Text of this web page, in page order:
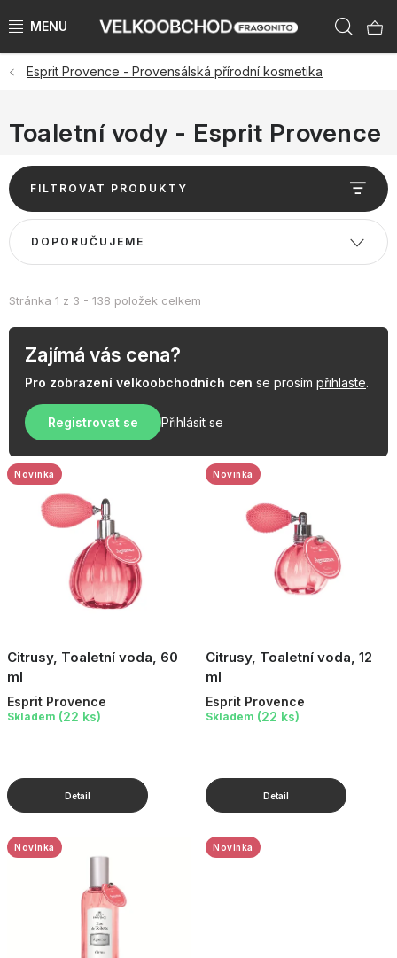
na
NAŠE ZNAČKY
PŘEDPRODEJ VÁNOCE 2026
NOVINKY 2026
KATEGORIE
ZNAČKY PODLE ZEMÍ
VÝPRODEJ SKLADU AŽ -50 %
KATALOGY
AKCE
PODLE TYPU PROVOZU
Jak nakupovat Kontakty
Esprit Provence - Provensálská přírodní kosmetika
Toaletní vody - Esprit Provence
FILTROVAT PRODUKTY
V
ý
p
i
p
r
t
ů
Zajímá vás cena?
Pro zobrazení velkoobchodních cen se prosím přihlaste.
Registrovat se Přihlásit se
Stránka 1 z 3 - 138 položek celkem
Ř
a
e
n
d
u
DOPORUČUJEME
Citrusy, Toaletní voda, 60
ml
Novinka
Esprit Provence
Skladem (22 ks)
Citrusy, Toaletní voda, 12
ml
Novinka
Esprit Provence
Skladem (22 ks)
Novinka Novinka